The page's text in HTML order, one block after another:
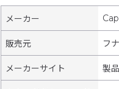
メーカー
販売元 フ
メーカーサイト 製